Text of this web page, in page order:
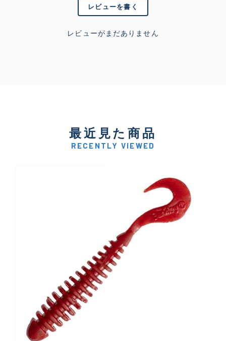
レビューを書く
レビューがまだありません
最近見た商品
RECENTLY VIEWED